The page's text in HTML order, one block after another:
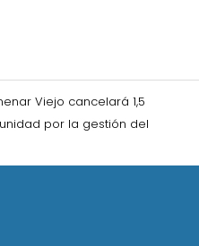
Viejo cancelará 1,5
por la gestión del